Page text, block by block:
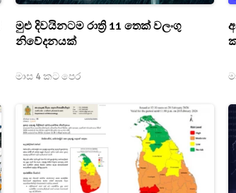
මුළු දිවයිනටම රාත්‍රි 11 තෙක් වලංගු
නිවේදනයක්
මාස 4 කට පෙර